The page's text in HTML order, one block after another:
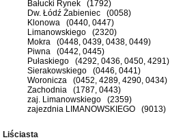
Bałucki Rynek (1792)
Dw. Łódź Żabieniec (0058)
Klonowa (0440, 0447)
Limanowskiego (2320)
Mokra (0448, 0439, 0438, 0449)
Piwna (0442, 0445)
Pułaskiego (4292, 0436, 0450, 4291)
Sierakowskiego (0446, 0441)
Woronicza (0452, 4289, 4290, 0434)
Zachodnia (1787, 0443)
zaj. Limanowskiego (2359)
zajezdnia LIMANOWSKIEGO (9013)
Liściasta